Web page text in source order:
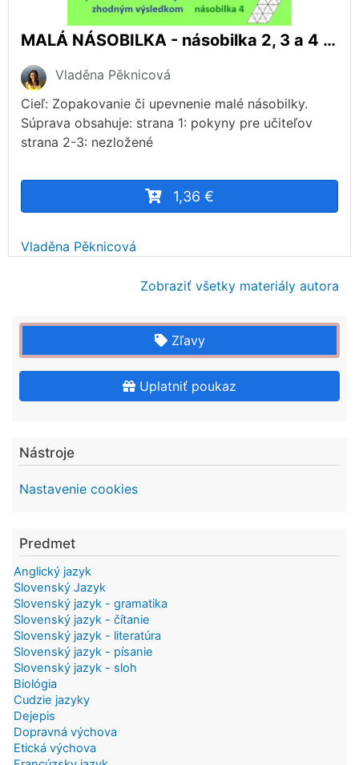
MALÁ NÁSOBILKA - násobilka 2, 3 a 4 - násobenie a delenie
Vladěna Pěknicová
Cieľ: Zopakovanie či upevnenie malé násobilky.
Súprava obsahuje: strana 1: pokyny pre učiteľov
strana 2-3: nezložené
1,36 €
Vladěna Pěknicová
Zobraziť všetky materiály autora
Zľavy
Uplatniť poukaz
Nástroje
Nastavenie cookies
Predmet
Anglický jazyk
Slovenský Jazyk
Slovenský jazyk - gramatika
Slovenský jazyk - čítanie
Slovenský jazyk - literatúra
Slovenský jazyk - písanie
Slovenský jazyk - sloh
Biológia
Cudzie jazyky
Dejepis
Dopravná výchova
Etická výchova